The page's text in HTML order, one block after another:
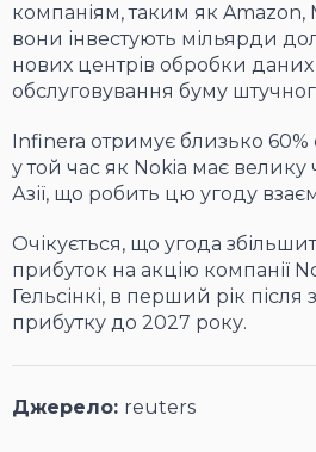
компаніям, таким як Amazon,
вони інвестують мільярди
нових центрів обробки
обслуговування буму
Infinera отримує близько
у той час як Nokia має велику
Азії, що робить цю угоду
Очікується, що угода
прибуток на акцію компанії
Гельсінкі, в перший рік після
прибутку до 2027 року.
Джерело: reuters